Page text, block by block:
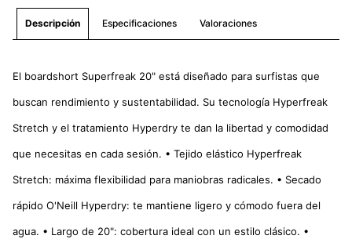
Descripción Especificaciones Valoraciones
El boardshort Superfreak 20" está diseñado para surfistas que
buscan rendimiento y sustentabilidad. Su tecnología Hyperfreak
Stretch y el tratamiento Hyperdry te dan la libertad y comodidad
que necesitas en cada sesión. • Tejido elástico Hyperfreak
Stretch: máxima flexibilidad para maniobras radicales. • Secado
rápido O'Neill Hyperdry: te mantiene ligero y cómodo fuera del
agua. • Largo de 20": cobertura ideal con un estilo clásico. •